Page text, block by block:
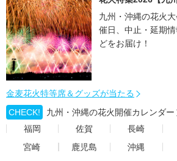
九州・沖縄の花火
催日、中止・延期
どをお届け！
金麦花火特等席＆グッズが当たる
CHECK!
九州・沖縄の花火開催カレンダー
福岡
佐賀 長崎
宮崎
鹿児島 沖縄